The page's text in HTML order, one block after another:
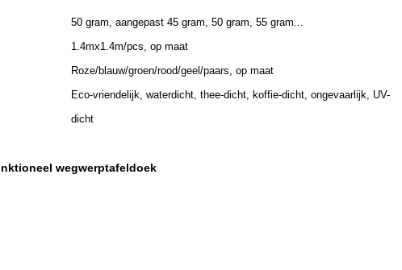
50 gram, aangepast 45 gram, 50 gram, 55 gram...
1.4mx1.4m/pcs, op maat
Roze/blauw/groen/rood/geel/paars, op maat
Eco-vriendelijk, waterdicht, thee-dicht, koffie-dicht, ongevaarlijk, UV-
dicht
wegwerptafeldoek